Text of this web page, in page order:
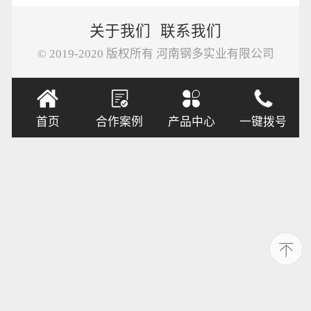
关于我们 联系我们
© 2019-2020 版权所有 河南钢多实业有限公司
首页 合作案例 产品中心 一键拨号